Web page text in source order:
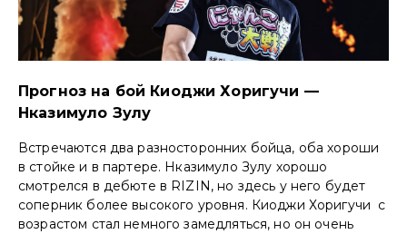
Прогноз на бой Киоджи Хоригучи —
Нказимуло Зулу
Встречаются два разносторонних бойца, оба хороши
в стойке и в партере. Нказимуло Зулу хорошо
смотрелся в дебюте в RIZIN, но здесь у него будет
соперник более высокого уровня. Киоджи Хоригучи с
возрастом стал немного замедляться, но он очень